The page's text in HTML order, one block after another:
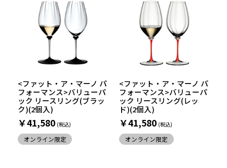
<ファット・ア・マーノ パ
フォーマンス>バリューパ
ック リースリング(ブラッ
ク)(2個入)
￥41,580
オンライン限定
<ファット・ア・マーノ パ
フォーマンス>バリューパ
ック リースリング(レッ
ド)(2個入)
￥41,580
オンライン限定